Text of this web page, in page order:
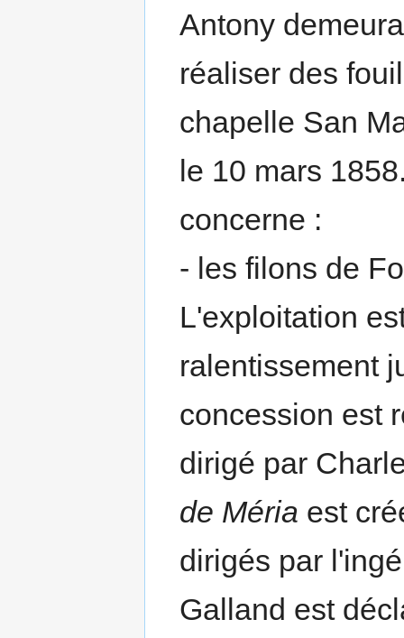
Antony
réaliser des
chapelle San
le 10 mars
concerne :
- les filons de
L'exploitation
ralentissement
concession est
dirigé par
de Méria est
dirigés par
Galland est